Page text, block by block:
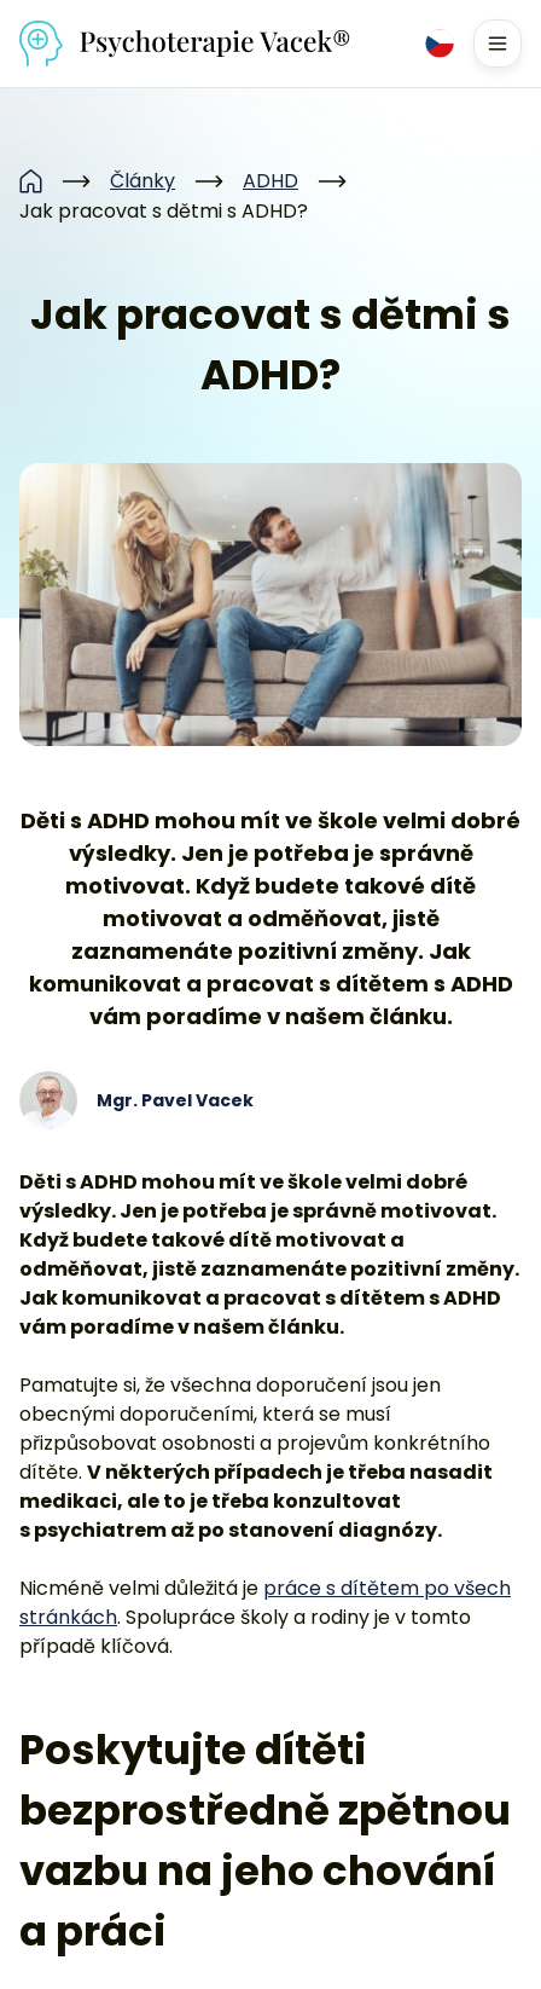
Domů Články
ADHD
Jak pracovat s dětmi s ADHD?
Jak pracovat s dětmi s
ADHD?
Děti s ADHD mohou mít ve škole velmi dobré
výsledky. Jen je potřeba je správně
motivovat. Když budete takové dítě
motivovat a odměňovat, jistě
zaznamenáte pozitivní změny. Jak
komunikovat a pracovat s dítětem s ADHD
vám poradíme v našem článku.
Mgr. Pavel Vacek
Děti s ADHD mohou mít ve škole velmi dobré
výsledky. Jen je potřeba je správně motivovat.
Když budete takové dítě motivovat a
odměňovat, jistě zaznamenáte pozitivní změny.
Jak komunikovat a pracovat s dítětem s ADHD
vám poradíme v našem článku.
Pamatujte si, že všechna doporučení jsou jen
obecnými doporučeními, která se musí
přizpůsobovat osobnosti a projevům konkrétního
dítěte. V některých případech je třeba nasadit
medikaci, ale to je třeba konzultovat
s psychiatrem až po stanovení diagnózy.
Nicméně velmi důležitá je práce s dítětem po všech
stránkách. Spolupráce školy a rodiny je v tomto
případě klíčová.
Poskytujte dítěti
bezprostředně zpětnou
vazbu na jeho chování
a práci